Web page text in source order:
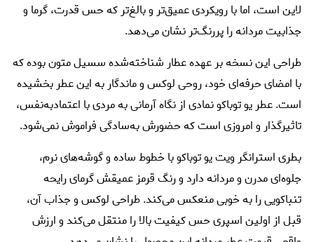
لاین است، اما با رویکردی عمیق‌تر و بالغ‌تر که حس قدرت، گرما و
جذابیت مردانه را پررنگ‌تر نشان می‌دهد.
طراحی این نسخه بر عهده عطار شناخته‌شده سسیل متونبوده که
با امضای حرفه‌ای خود، روحی لوکس و ماندگار به این عطر بخشیده
است. عطر یو توباکو نمادی از نگاه آرمانی به مردی با اعتمادبه‌نفس،
تاثیرگذار و امروزی است که حضورش به‌سادگی فراموش نمی‌شود.
بطری استرانگر ویت یو توباکو با خطوط ساده و گوشه‌های نرم،
جلوه‌ای مدرن و مردانه دارد و رنگ قرمز عمیقش گرمای رایحه
تنباکویی را به خوبی منعکس می‌کند. طراحی لوکس و جذاب آن،
قبل از اولین اسپری حس کیفیت بالا را منتقل می‌کند و ارزش